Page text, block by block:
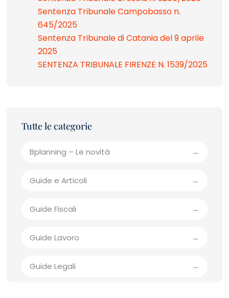
Sentenza Tribunale Campobasso n.
645/2025
Sentenza Tribunale di Catania del 9 aprile
2025
SENTENZA TRIBUNALE FIRENZE N. 1539/2025
Bplanning – Le novità
Guide e Articoli
Guide Fiscali
Guide Lavoro
Guide Legali